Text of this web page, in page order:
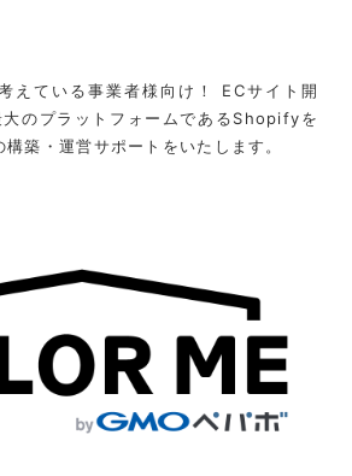
えている事業者様向け！ ECサイト開
のプラットフォームであるShopifyを
築・運営サポートをいたします。